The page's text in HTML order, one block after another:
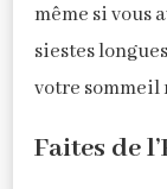
même si vous
siestes
votre sommeil
Faites de